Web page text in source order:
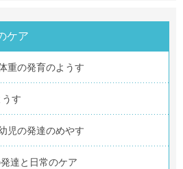
ケア
の発育のようす
す
の発達のめやす
達と日常のケア